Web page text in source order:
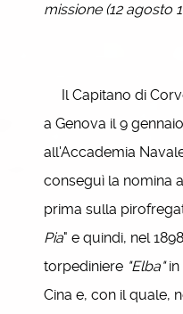
missione (12 agosto
Il Capitano di
a Genova il 9
all'Accademia
conseguì la nomina
prima sulla
Pia" e quindi, nel
torpediniere "Elba"
Cina e, con il quale,